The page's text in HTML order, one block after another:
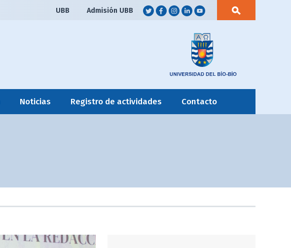
UBB Admisión UBB
Noticias Registro de actividades Contacto